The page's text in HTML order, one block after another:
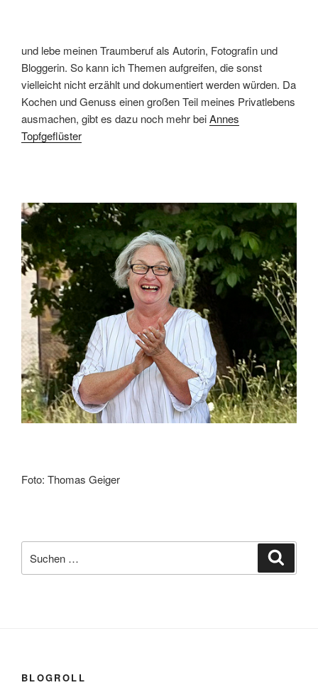
und lebe meinen Traumberuf als Autorin, Fotografin und
Bloggerin. So kann ich Themen aufgreifen, die sonst
vielleicht nicht erzählt und dokumentiert werden würden. Da
Kochen und Genuss einen großen Teil meines Privatlebens
ausmachen, gibt es dazu noch mehr beiAnnes
Topfgeflüster
Foto: Thomas Geiger
nach:
BLOGROLL